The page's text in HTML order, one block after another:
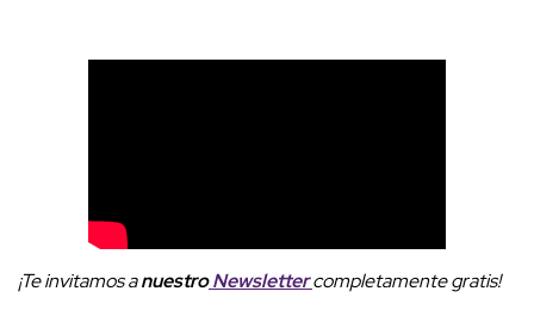
¡Te invitamos anuestroNewslettercompletamente gratis!